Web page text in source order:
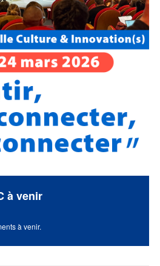
à venir
à venir.